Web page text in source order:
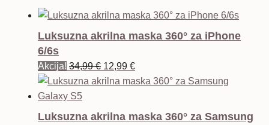
Luksuzna akrilna maska 360° za iPhone
6/6s
Akcija! 34,99€ Izvorna
cijena
je:
12,99 €Trenutna
cijena
12,99 €.
Luksuzna akrilna maska 360° za Samsung